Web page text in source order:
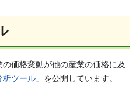
の価格変動が他の産業の価格に及
析ツール 」を公開しています。